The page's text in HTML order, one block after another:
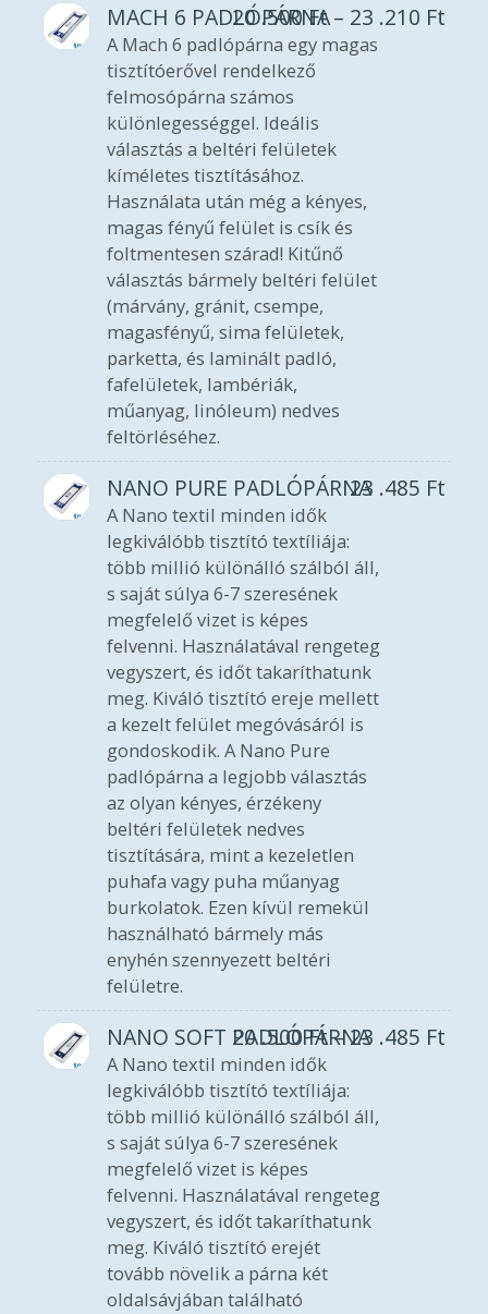
MACH 6 PADLÓPÁRNA
20 .500Ft – 23 .210 Ft
A Mach 6 padlópárna egy magas
tisztítóerővel rendelkező
felmosópárna számos
különlegességgel. Ideális
választás a beltéri felületek
kíméletes tisztításához.
Használata után még a kényes,
magas fényű felület is csík és
foltmentesen szárad! Kitűnő
választás bármely beltéri felület
(márvány, gránit, csempe,
magasfényű, sima felületek,
parketta, és laminált padló,
fafelületek, lambériák,
műanyag, linóleum) nedves
feltörléséhez.
NANO PURE PADLÓPÁRNA23 .485 Ft
A Nano textil minden idők
legkiválóbb tisztító textíliája:
több millió különálló szálból áll,
s saját súlya 6-7 szeresének
megfelelő vizet is képes
felvenni. Használatával rengeteg
vegyszert, és időt takaríthatunk
meg. Kiváló tisztító ereje mellett
a kezelt felület megóvásáról is
gondoskodik. A Nano Pure
padlópárna a legjobb választás
az olyan kényes, érzékeny
beltéri felületek nedves
tisztítására, mint a kezeletlen
puhafa vagy puha műanyag
burkolatok. Ezen kívül remekül
használható bármely más
enyhén szennyezett beltéri
felületre.
NANO SOFT PADLÓPÁRNA
20 .500Ft–23 .485 Ft
A Nano textil minden idők
legkiválóbb tisztító textíliája:
több millió különálló szálból áll,
s saját súlya 6-7 szeresének
megfelelő vizet is képes
felvenni. Használatával rengeteg
vegyszert, és időt takaríthatunk
meg. Kiváló tisztító erejét
tovább növelik a párna két
oldalsávjában található